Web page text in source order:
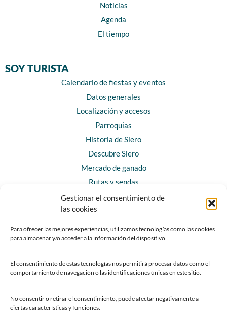
Gestionar el consentimiento de
las cookies
Para ofrecer las mejores experiencias, utilizamos tecnologías como las cookies
para almacenar y/o acceder a la información del dispositivo.
El consentimiento de estas tecnologías nos permitirá procesar datos como el
comportamiento de navegación o las identificaciones únicas en este sitio.
No consentir o retirar el consentimiento, puede afectar negativamente a
ciertas características y funciones.
Noticias
Agenda
El tiempo
SOY TURISTA
Calendario de fiestas y eventos
Datos generales
Localización y accesos
Parroquias
Historia de Siero
Descubre Siero
Mercado de ganado
Rutas y sendas
Horarios y contacto
Teléfonos de interés
Chatbot Siero
SEDES ELECTRÓNICAS
Sede del Ayuntamiento de Siero